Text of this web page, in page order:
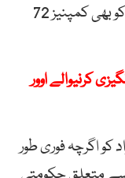
ہوں گی جب کہ پیلی کیٹیگری کے مواد کو بھی کمپنیز 72
کرنیوالے اوور
کو اگرچہ فوری طور